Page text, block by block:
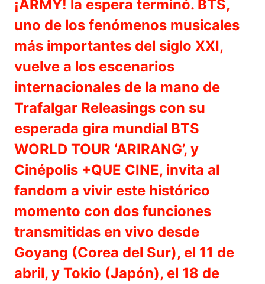
¡ARMY! la espera terminó. BTS,
uno de los fenómenos musicales
más importantes del siglo XXI,
vuelve a los escenarios
internacionales de la mano de
Trafalgar Releasings con su
esperada gira mundial BTS
WORLD TOUR ‘ARIRANG’, y
Cinépolis +QUE CINE, invita al
fandom a vivir este histórico
momento con dos funciones
transmitidas en vivo desde
Goyang (Corea del Sur), el 11 de
abril, y Tokio (Japón), el 18 de